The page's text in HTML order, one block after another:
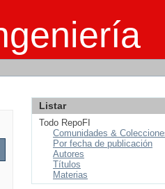
Listar
Todo RepoFI
Comunidades &
Por fecha de publicación
Autores
Títulos
Materias